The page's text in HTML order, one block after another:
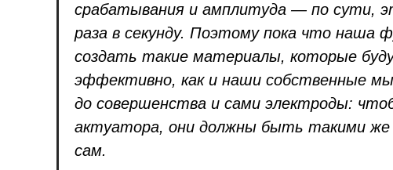
срабатывания и амплитуда — по сути,
раза в секунду. Поэтому пока что наша
создать такие материалы, которые
эффективно, как и наши собственные
до совершенства и сами электроды:
актуатора, они должны быть такими же
сам.